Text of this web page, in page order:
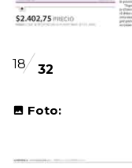
18 32
Foto: